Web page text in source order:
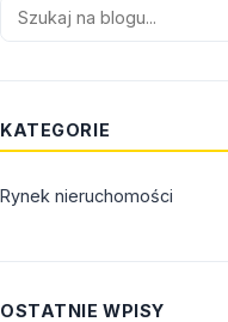
KATEGORIE
Rynek nieruchomości
OSTATNIE WPISY